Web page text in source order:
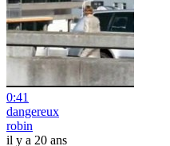
0:41
dangereux
robin
il y a 20 ans